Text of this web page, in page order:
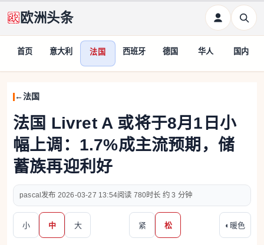
欧洲头条
首页 意大利 法国 西班牙 德国 华人 国内
法国
法国 Livret A 或将于8月1日小
幅上调：1.7%成主流预期，储
蓄族再迎利好
pascal 2026-03-27 13:54 780 约 3 分钟
小 中 大 紧 松 ◐ 暖色